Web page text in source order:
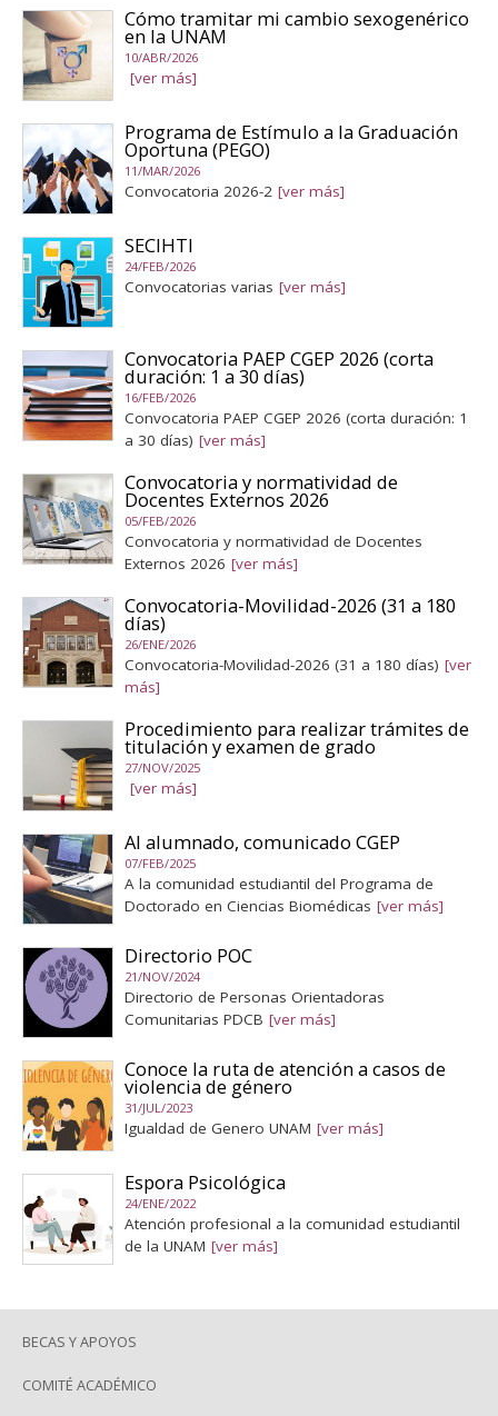
Cómo tramitar mi cambio sexogenérico
en la UNAM
10/ABR/2026
[ver más]
Programa de Estímulo a la Graduación
Oportuna (PEGO)
11/MAR/2026
Convocatoria 2026-2 [ver más]
SECIHTI
24/FEB/2026
Convocatorias varias [ver más]
Convocatoria PAEP CGEP 2026 (corta
duración: 1 a 30 días)
16/FEB/2026
Convocatoria PAEP CGEP 2026 (corta duración: 1
a 30 días) [ver más]
Convocatoria y normatividad de
Docentes Externos 2026
05/FEB/2026
Convocatoria y normatividad de Docentes
Externos 2026 [ver más]
Convocatoria-Movilidad-2026 (31 a 180
días)
26/ENE/2026
Convocatoria-Movilidad-2026 (31 a 180 días) [ver
más]
Procedimiento para realizar trámites de
titulación y examen de grado
27/NOV/2025
[ver más]
Al alumnado, comunicado CGEP
07/FEB/2025
A la comunidad estudiantil del Programa de
Doctorado en Ciencias Biomédicas [ver más]
Directorio POC
21/NOV/2024
Directorio de Personas Orientadoras
Comunitarias PDCB [ver más]
Conoce la ruta de atención a casos de
violencia de género
31/JUL/2023
Igualdad de Genero UNAM [ver más]
Espora Psicológica
24/ENE/2022
Atención profesional a la comunidad estudiantil
de la UNAM [ver más]
BECAS Y APOYOS
COMITÉ ACADÉMICO